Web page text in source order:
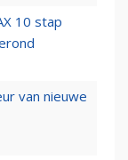
10 stap
van nieuwe